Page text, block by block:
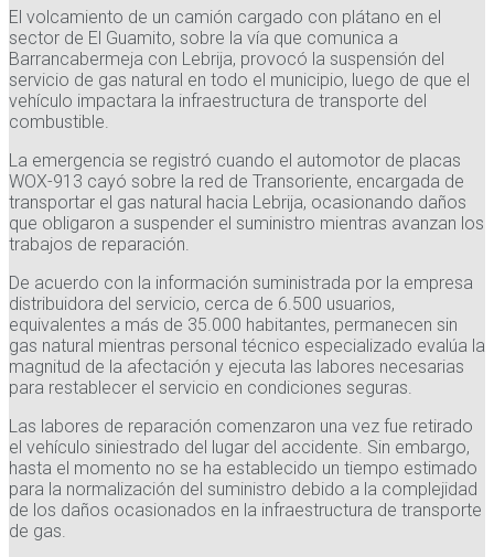
El volcamiento de un camión cargado con plátano en el
sector de El Guamito, sobre la vía que comunica a
Barrancabermeja con Lebrija, provocó la suspensión del
servicio de gas natural en todo el municipio, luego de que el
vehículo impactara la infraestructura de transporte del
combustible.
La emergencia se registró cuando el automotor de placas
WOX-913 cayó sobre la red de Transoriente, encargada de
transportar el gas natural hacia Lebrija, ocasionando daños
que obligaron a suspender el suministro mientras avanzan los
trabajos de reparación.
De acuerdo con la información suministrada por la empresa
distribuidora del servicio, cerca de 6.500 usuarios,
equivalentes a más de 35.000 habitantes, permanecen sin
gas natural mientras personal técnico especializado evalúa la
magnitud de la afectación y ejecuta las labores necesarias
para restablecer el servicio en condiciones seguras.
Las labores de reparación comenzaron una vez fue retirado
el vehículo siniestrado del lugar del accidente. Sin embargo,
hasta el momento no se ha establecido un tiempo estimado
para la normalización del suministro debido a la complejidad
de los daños ocasionados en la infraestructura de transporte
de gas.